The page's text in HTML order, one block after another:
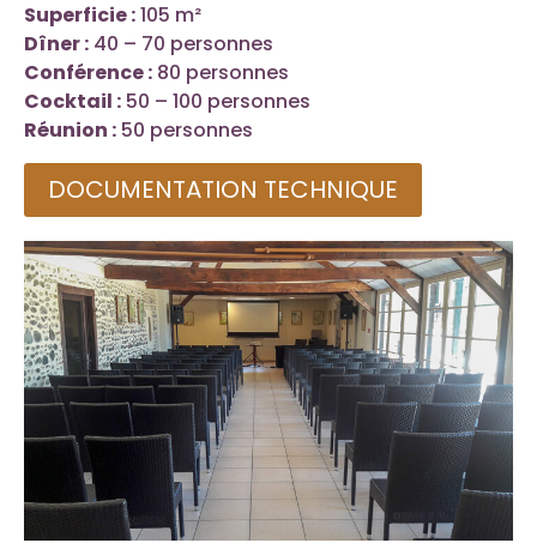
Superficie :105 m²
Dîner : 40 – 70 personnes
Conférence : 80 personnes
Cocktail : 50 – 100 personnes
Réunion : 50 personnes
DOCUMENTATION TECHNIQUE